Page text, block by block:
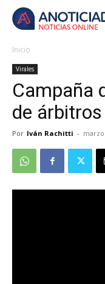
Inicio
Virales
Campaña
de
Por Iván Rachitti - marzo